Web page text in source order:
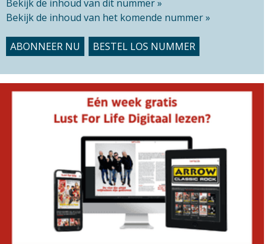
Bekijk de inhoud van dit nummer »
Bekijk de inhoud van het komende nummer »
ABONNEER NU BESTEL LOS NUMMER